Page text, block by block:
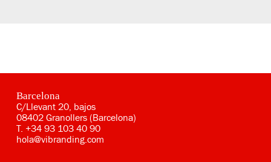
Barcelona
C/Llevant 20, bajos
08402 Granollers (Barcelona)
T. +34 93 103 40 90
hola@vibranding.com